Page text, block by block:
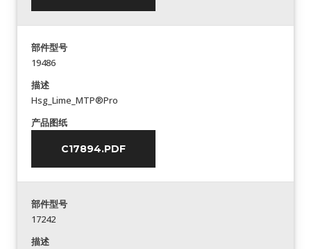
部件型号
19486
描述
Hsg_Lime_MTP®Pro
产品图纸
C17894.PDF
部件型号
17242
描述